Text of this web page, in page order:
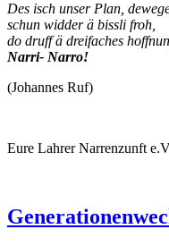
Des isch unser Plan,
schun widder ä bissli froh,
do druff ä dreifaches
Narri- Narro!
(Johannes Ruf)
Eure Lahrer Narrenzunft